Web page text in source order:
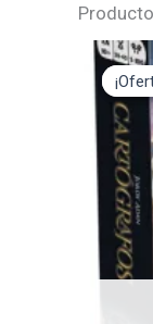
El